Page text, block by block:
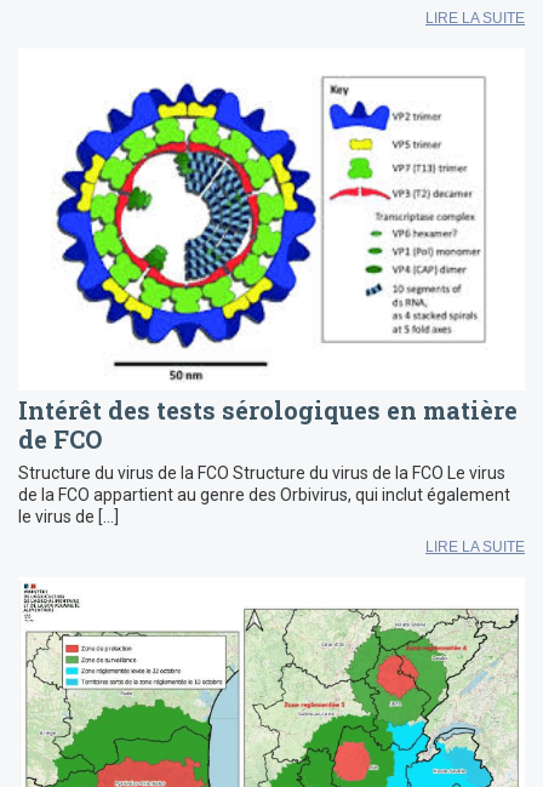
LIRE LA SUITE
Intérêt des tests sérologiques en matière
de FCO
Structure du virus de la FCO Structure du virus de la FCO Le virus
de la FCO appartient au genre des Orbivirus, qui inclut également
le virus de […]
LIRE LA SUITE